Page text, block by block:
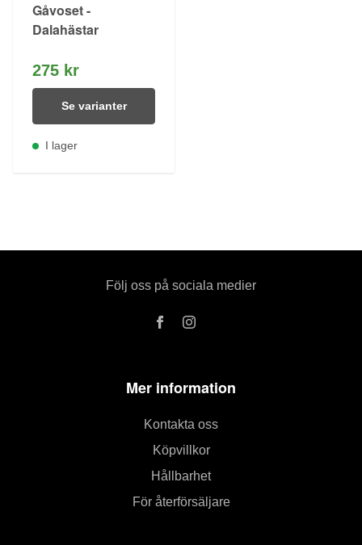
Gåvoset -
Dalahästar
275 kr
Se varianter
I lager
Följ oss på sociala medier
Mer information
Kontakta oss
Köpvillkor
Hållbarhet
För återförsäljare